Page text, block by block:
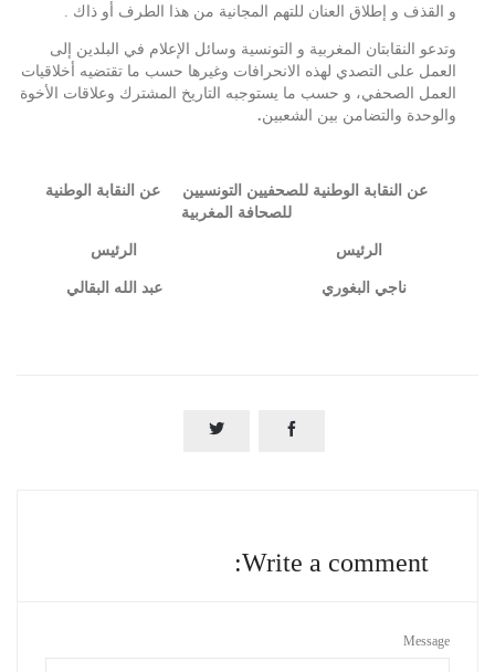
و القذف و إطلاق العنان للتهم المجانية من هذا الطرف أو ذاك .
وتدعو النقابتان المغربية و التونسية وسائل الإعلام في البلدين إلى
العمل على التصدي لهذه الانحرافات وغيرها حسب ما تقتضيه أخلاقيات
العمل الصحفي، و حسب ما يستوجبه التاريخ المشترك وعلاقات الأخوة
والوحدة والتضامن بين الشعبين.
عن النقابة الوطنية للصحفيين التونسيين عن النقابة الوطنية
للصحافة المغربية
الرئيس الرئيس
ناجي البغوري عبد الله البقالي


Write a comment:
Message